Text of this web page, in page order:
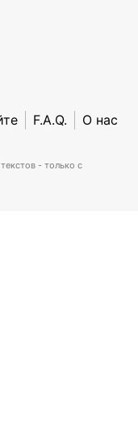
F.A.Q. О нас
- только с